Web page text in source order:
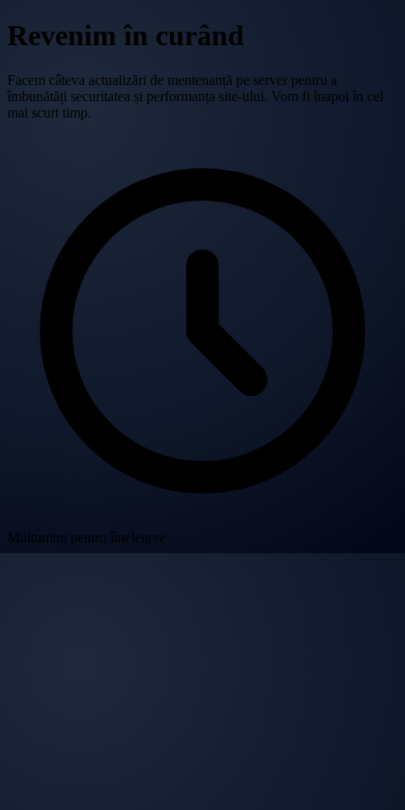
Revenim în curând
Facem câteva actualizări de mentenanță pe server pentru a
îmbunătăți securitatea și performanța site-ului. Vom fi înapoi în cel
mai scurt timp.
Mulțumim pentru înțelegere